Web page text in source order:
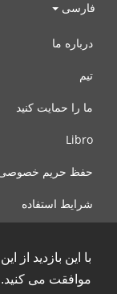
با این بازدید از
موافقت می کنید.
فارسی
درباره ما
تیم
ما را حمایت کنید
Libro
حفظ حریم
شرایط استفاده